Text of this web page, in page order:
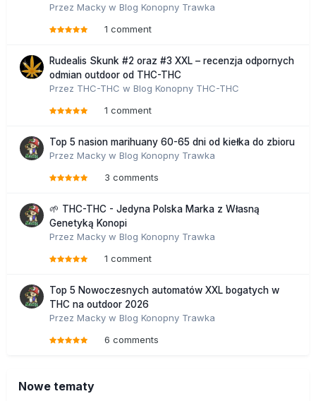
Przez Macky w Blog Konopny Trawka
1 comment
Rudealis Skunk #2 oraz #3 XXL – recenzja odpornych
odmian outdoor od THC-THC
Przez THC-THC w Blog Konopny THC-THC
1 comment
Top 5 nasion marihuany 60-65 dni od kiełka do zbioru
Przez Macky w Blog Konopny Trawka
3 comments
🌱 THC-THC - Jedyna Polska Marka z Własną
Genetyką Konopi
Przez Macky w Blog Konopny Trawka
1 comment
Top 5 Nowoczesnych automatów XXL bogatych w
THC na outdoor 2026
Przez Macky w Blog Konopny Trawka
6 comments
Nowe tematy